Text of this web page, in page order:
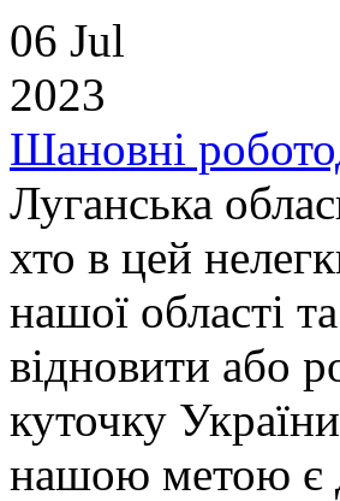
06 Jul
2023
Шановні
Луганська
хто в цей
нашої області
відновити або
куточку
нашою метою є